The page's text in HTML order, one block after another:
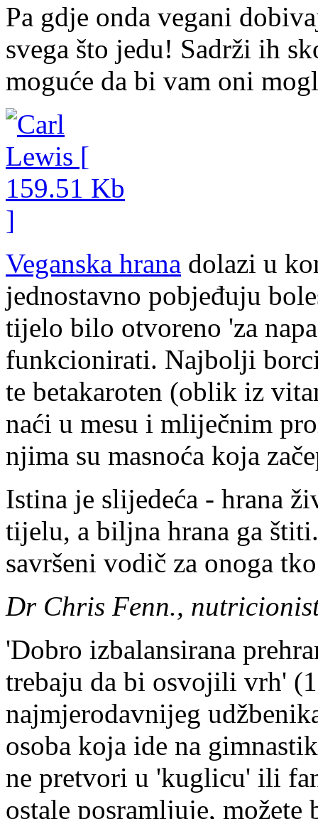
Pa gdje onda vegani
svega što jedu! Sadrži ih
moguće da bi vam oni
Veganska hrana dolazi u
jednostavno pobjeđuju
tijelo bilo otvoreno 'za
funkcionirati. Najbolji
te betakaroten (oblik iz
naći u mesu i mliječnim
njima su masnoća koja
Istina je slijedeća - hrana
tijelu, a biljna hrana ga
savršeni vodič za onoga
Dr Chris Fenn.,
'Dobro izbalansirana
trebaju da bi osvojili vrh'
najmjerodavnijeg
osoba koja ide na
ne pretvori u 'kuglicu' ili
ostale posramljuje,